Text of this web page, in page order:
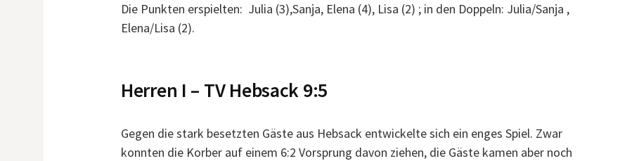
Die Punkten erspielten: Julia (3),Sanja, Elena (4), Lisa (2) ; in den Doppeln: Julia/Sanja ,
Elena/Lisa (2).
Herren I – TV Hebsack 9:5
Gegen die stark besetzten Gäste aus Hebsack entwickelte sich ein enges Spiel. Zwar
konnten die Korber auf einem 6:2 Vorsprung davon ziehen, die Gäste kamen aber noch